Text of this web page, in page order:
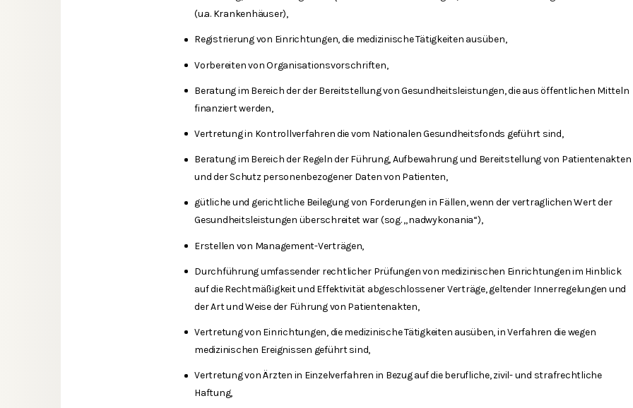
(u.a. Krankenhäuser),
Registrierung von Einrichtungen, die medizinische Tätigkeiten ausüben,
Vorbereiten von Organisationsvorschriften,
Beratung im Bereich der der Bereitstellung von Gesundheitsleistungen, die aus öffentlichen Mitteln
finanziert werden,
Vertretung in Kontrollverfahren die vom Nationalen Gesundheitsfonds geführt sind,
Beratung im Bereich der Regeln der Führung, Aufbewahrung und Bereitstellung von Patientenakten
und der Schutz personenbezogener Daten von Patienten,
gütliche und gerichtliche Beilegung von Forderungen in Fällen, wenn der vertraglichen Wert der
Gesundheitsleistungen überschreitet war (sog. „nadwykonania“),
Erstellen von Management-Verträgen,
Durchführung umfassender rechtlicher Prüfungen von medizinischen Einrichtungen im Hinblick
auf die Rechtmäßigkeit und Effektivität abgeschlossener Verträge, geltender Innerregelungen und
der Art und Weise der Führung von Patientenakten,
Vertretung von Einrichtungen, die medizinische Tätigkeiten ausüben, in Verfahren die wegen
medizinischen Ereignissen geführt sind,
Vertretung von Ärzten in Einzelverfahren in Bezug auf die berufliche, zivil- und strafrechtliche
Haftung,